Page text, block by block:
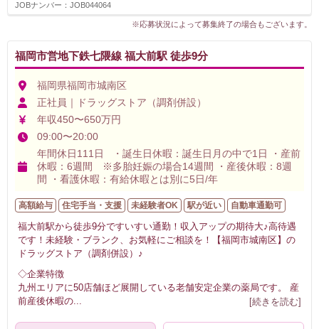
JOBナンバー：JOB044064
※応募状況によって募集終了の場合もございます。
福岡市営地下鉄七隈線 福大前駅 徒歩9分
福岡県福岡市城南区
正社員｜ドラッグストア（調剤併設）
年収450〜650万円
09:00〜20:00
年間休日111日 ・誕生日休暇：誕生日月の中で1日 ・産前
休暇：6週間 ※多胎妊娠の場合14週間 ・産後休暇：8週
間 ・看護休暇：有給休暇とは別に5日/年
高額給与 住宅手当・支援 未経験者OK 駅が近い 自動車通勤可
福大前駅から徒歩9分ですいすい通勤！収入アップの期待大♪高待遇
です！未経験・ブランク、お気軽にご相談を！【福岡市城南区】の
ドラッグストア（調剤併設）♪
◇企業特徴
九州エリアに50店舗ほど展開している老舗安定企業の薬局です。 産
前産後休暇の... [続きを読む]